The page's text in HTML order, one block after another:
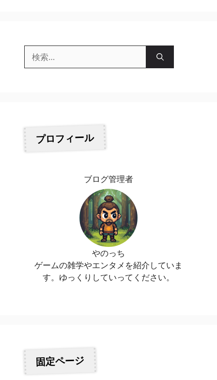
索:
プロフィール
ブログ管理者
やのっち
ゲームの雑学やエンタメを紹介していま
す。ゆっくりしていってください。
固定ページ